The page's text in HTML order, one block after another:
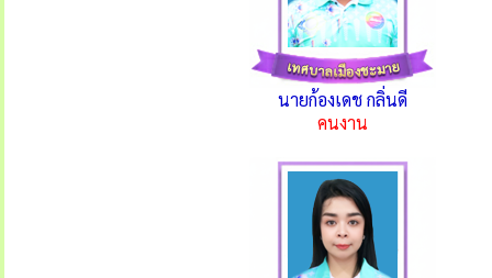
นายก้องเดช กลิ่นดี
คนงาน